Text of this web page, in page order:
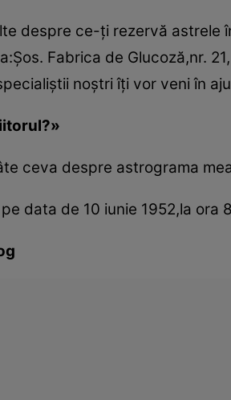
despre ce-ţi rezervă astrele
Fabrica de Glucoză,nr.
noştri îţi vor veni în
ceva despre astrograma
data de 10 iunie 1952,la ora